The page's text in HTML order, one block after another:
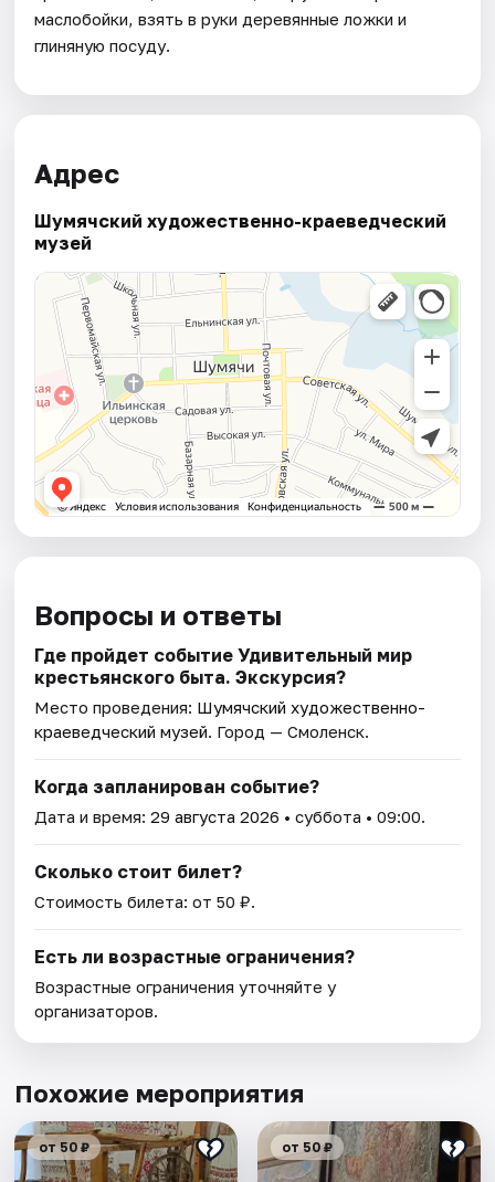
маслобойки, взять в руки деревянные ложки и
глиняную посуду.
Адрес
Шумячский художественно-краеведческий
музей
Вопросы и ответы
Где пройдет событие Удивительный мир
крестьянского быта. Экскурсия?
Место проведения: Шумячский художественно-
краеведческий музей. Город — Смоленск.
Когда запланирован событие?
Дата и время:29 августа 2026 • суббота • 09:00.
Сколько стоит билет?
Стоимость билета: от 50 ₽.
Есть ли возрастные ограничения?
Возрастные ограничения уточняйте у
организаторов.
Похожие мероприятия
от 50 ₽ от 50 ₽